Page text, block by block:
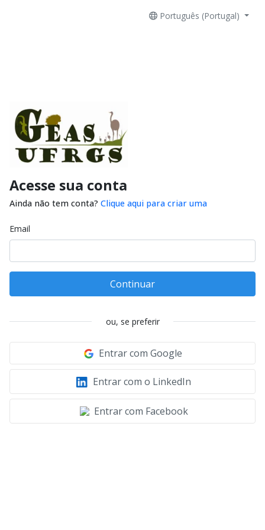
Português (Portugal)
Acesse sua conta
Ainda não tem conta? Clique aqui para criar uma
Email
Continuar
ou, se preferir
Entrar com Google
Entrar com o LinkedIn
Entrar com Facebook